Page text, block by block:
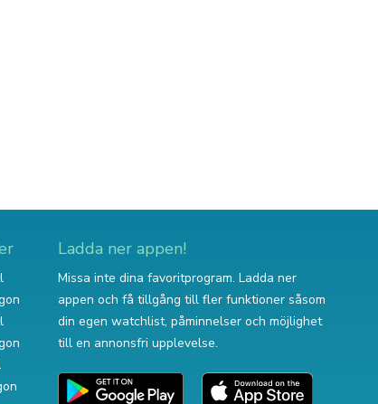
Ladda ner appen!
Missa inte dina favoritprogram. Ladda ner
appen och få tillgång till fler funktioner såsom
din egen watchlist, påminnelser och möjlighet
till en annonsfri upplevelse.